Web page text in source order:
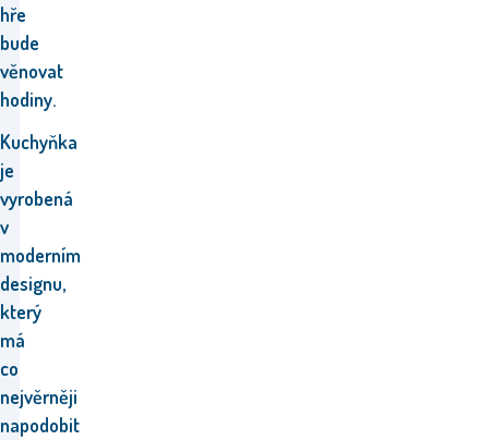
hře
bude
věnovat
hodiny.
Kuchyňka
je
vyrobená
v
moderním
designu,
který
má
co
nejvěrněji
napodobit